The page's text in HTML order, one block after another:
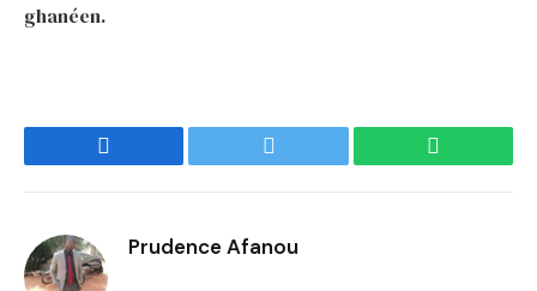
ghanéen.
Facebook Twitter WhatsApp
Prudence Afanou